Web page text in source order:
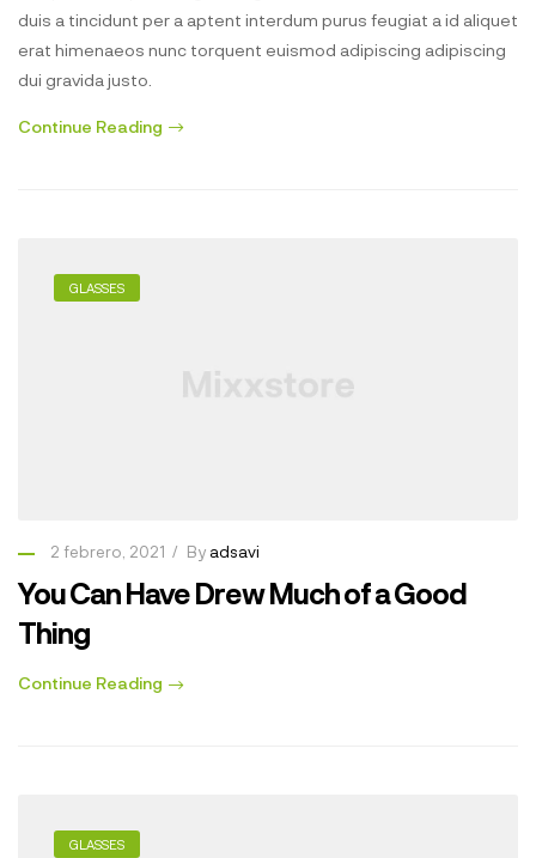
duis a tincidunt per a aptent interdum purus feugiat a id aliquet
erat himenaeos nunc torquent euismod adipiscing adipiscing
dui gravida justo.
Continue Reading
GLASSES
2 febrero, 2021 By adsavi
You Can Have Drew Much of a Good
Thing
Continue Reading
GLASSES